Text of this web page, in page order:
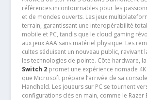
références incontournables pour les
et de mondes ouverts. Les jeux
terrain, garantissant une interopérabilité
mobile et PC, tandis que le cloud gaming
aux jeux AAA sans matériel physique. Les
cultes séduisent un nouveau public, ravivant
les technologies de pointe. Côté hardware, la
Switch 2promet une expérience nomade
que Microsoft prépare l’arrivée de sa
Handheld. Les joueurs sur PC se tournent
configurations clés en main, comme le Razer